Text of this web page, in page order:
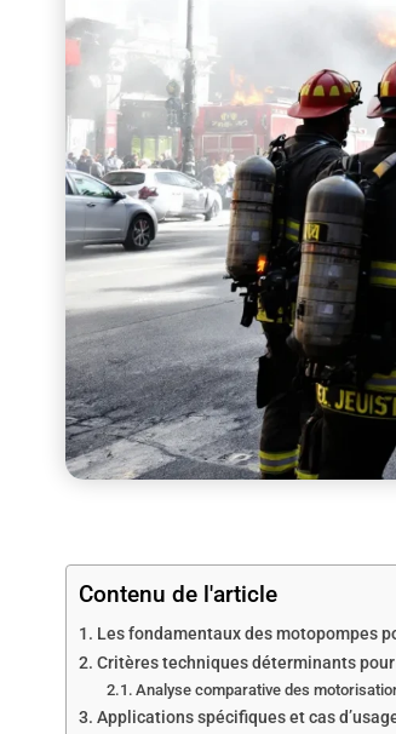
Contenu de l'article
Les fondamentaux des motopompes
Critères techniques déterminants
Analyse comparative des
Applications spécifiques et cas